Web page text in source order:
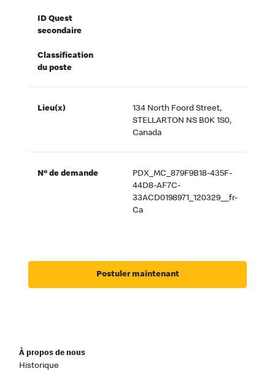
ID Quest
secondaire
Classification
du poste
Lieu(x)
134 North Foord Street,
STELLARTON NS B0K 1S0,
Canada
Nº de demande
PDX_MC_879F9B18-435F-
44D8-AF7C-
33ACD0198971_120329__fr-
Ca
Postuler maintenant
À propos de nous
Historique